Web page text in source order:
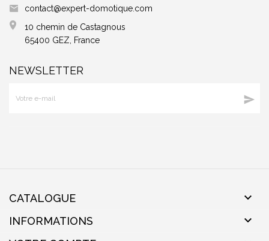
contact@expert-domotique.com
10 chemin de Castagnous
65400 GEZ, France
NEWSLETTER

CATALOGUE 
INFORMATIONS 